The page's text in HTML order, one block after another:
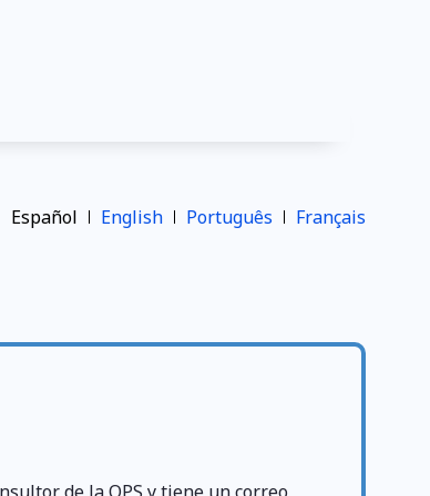
Español English Português Français